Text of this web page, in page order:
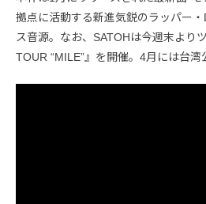
拠点に活動する新進気鋭のラッパー
ス音源。なお、SATOHは今週末より
TOUR “MILE”』を開催。4月には台湾